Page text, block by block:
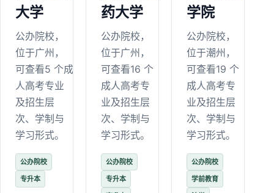
大学
公办院校，
位于广州，
可查看5 个成
人高考专业
及招生层
次、学制与
学习形式。
公办院校
专升本
药大学
公办院校，
位于广州，
可查看16 个
成人高考专
业及招生层
次、学制与
学习形式。
公办院校
专升本
学院
公办院校，
位于潮州，
可查看19 个
成人高考专
业及招生层
次、学制与
学习形式。
公办院校
学前教育